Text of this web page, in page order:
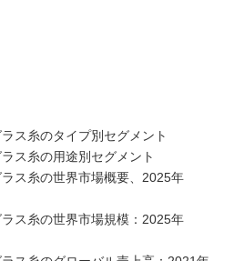
ス糸のタイプ別セグメント
ス糸の用途別セグメント
ス糸の世界市場概要、2025年
ス糸の世界市場規模：2025年